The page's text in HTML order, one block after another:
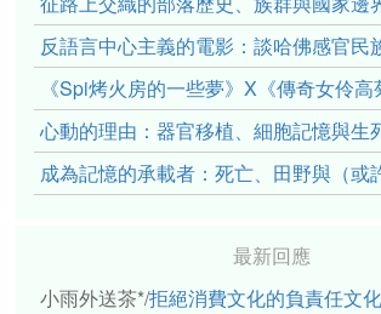
反語言中心主義的電影：談哈佛感官民
《Spi烤火房的一些夢》X《傳奇女伶
心動的理由：器官移植、細胞記憶與生
成為記憶的承載者：死亡、田野與（或
最新回應
小雨外送茶*/拒絕消費文化的負責任文化消費：阿米